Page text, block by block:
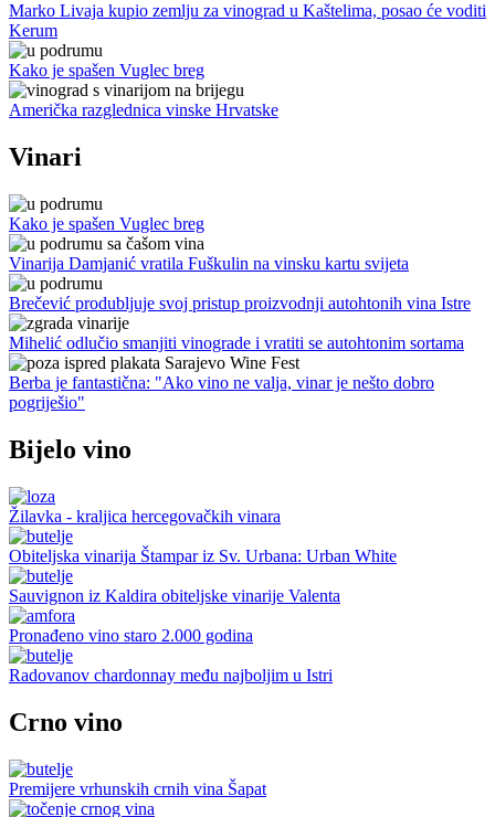
Marko Livaja kupio zemlju za vinograd u Kaštelima, posao će voditi
Kerum
Kako je spašen Vuglec breg
Američka razglednica vinske Hrvatske
Vinari
Kako je spašen Vuglec breg
Vinarija Damjanić vratila Fuškulin na vinsku kartu svijeta
Brečević produbljuje svoj pristup proizvodnji autohtonih vina Istre
Mihelić odlučio smanjiti vinograde i vratiti se autohtonim sortama
Berba je fantastična: "Ako vino ne valja, vinar je nešto dobro
pogriješio"
Bijelo vino
Žilavka - kraljica hercegovačkih vinara
Obiteljska vinarija Štampar iz Sv. Urbana: Urban White
Sauvignon iz Kaldira obiteljske vinarije Valenta
Pronađeno vino staro 2.000 godina
Radovanov chardonnay među najboljim u Istri
Crno vino
Premijere vrhunskih crnih vina Šapat